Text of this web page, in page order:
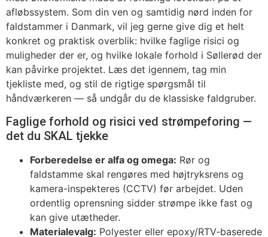
afløbssystem. Som din ven og samtidig nørd inden for
faldstammer i Danmark, vil jeg gerne give dig et helt
konkret og praktisk overblik: hvilke faglige risici og
muligheder der er, og hvilke lokale forhold i Søllerød der
kan påvirke projektet. Læs det igennem, tag min
tjekliste med, og stil de rigtige spørgsmål til
håndværkeren — så undgår du de klassiske faldgruber.
Faglige forhold og risici ved strømpeforing —
det du SKAL tjekke
Forberedelse er alfa og omega: Rør og
faldstamme skal rengøres med højtryksrens og
kamera-inspekteres (CCTV) før arbejdet. Uden
ordentlig oprensning sidder strømpe ikke fast og
kan give utætheder.
Materialevalg: Polyester eller epoxy/RTV‑baserede